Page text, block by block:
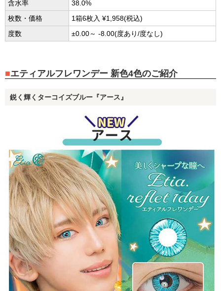
含水率
38.0%
枚数・価格
1箱6枚入 ¥1,958(税込)
度数
±0.00～ -8.00(度あり/度なし)
エティアルフレワンデー 新色4色のご紹介
鋭く輝くターコイズブルー『アース』